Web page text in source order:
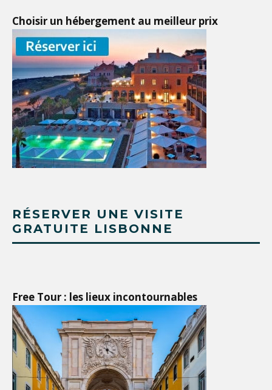
Choisir un hébergement au meilleur prix
RÉSERVER UNE VISITE
GRATUITE LISBONNE
Free Tour : les lieux incontournables